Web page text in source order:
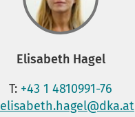
Elisabeth Hagel
T: +43 1 4810991-76
elisabeth.hagel@dka.at